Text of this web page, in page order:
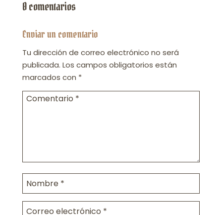
0 comentarios
Enviar un comentario
Tu dirección de correo electrónico no será
publicada. Los campos obligatorios están
marcados con *